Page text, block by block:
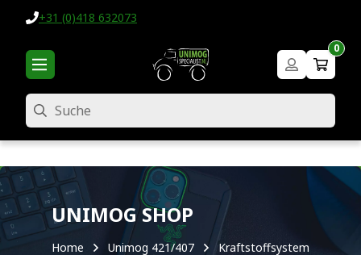
+31 (0)418 632073
0
Suche
UNIMOG SHOP
Home Unimog 421/407 Kraftstoffsystem